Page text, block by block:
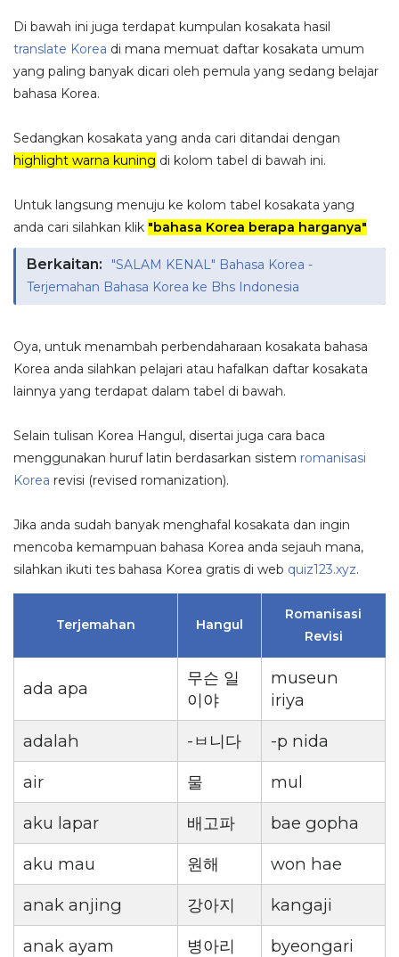
Di bawah ini juga terdapat kumpulan kosakata hasil
translate Korea di mana memuat daftar kosakata umum
yang paling banyak dicari oleh pemula yang sedang belajar
bahasa Korea.
Sedangkan kosakata yang anda cari ditandai dengan
highlight warna kuning di kolom tabel di bawah ini.
Untuk langsung menuju ke kolom tabel kosakata yang
anda cari silahkan klik "bahasa Korea berapa harganya"
Berkaitan:
"SALAM KENAL" Bahasa Korea -
Terjemahan Bahasa Korea ke Bhs Indonesia
Oya, untuk menambah perbendaharaan kosakata bahasa
Korea anda silahkan pelajari atau hafalkan daftar kosakata
lainnya yang terdapat dalam tabel di bawah.
Selain tulisan Korea Hangul, disertai juga cara baca
menggunakan huruf latin berdasarkan sistem romanisasi
Korea revisi (revised romanization).
Jika anda sudah banyak menghafal kosakata dan ingin
mencoba kemampuan bahasa Korea anda sejauh mana,
silahkan ikuti tes bahasa Korea gratis di web quiz123.xyz.
Terjemahan Hangul
Romanisasi
Revisi
ada apa
무슨 일
이야
museun
iriya
adalah
-ㅂ니다
-p nida
air
물
mul
aku lapar
배고파
bae gopha
aku mau
원해
won hae
anak anjing
강아지
kangaji
anak ayam
병아리 byeongari